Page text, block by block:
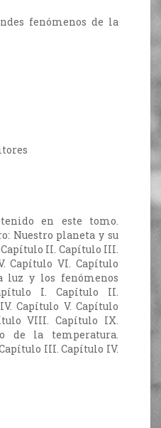
fenómenos de la
en este tomo.
Nuestro planeta y su
II. Capítulo III.
Capítulo VI. Capítulo
luz y los fenómenos
I. Capítulo II.
Capítulo V. Capítulo
VIII. Capítulo IX.
de la temperatura.
III. Capítulo IV.